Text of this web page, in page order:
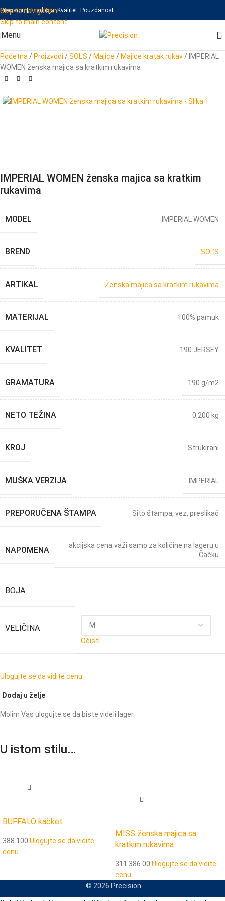
Skip to navigation
Skip to main content
Precision | Tradicija. Kvalitet. Pouzdanost.
Menu
Početna / Proizvodi /SOL'S / Majice / Majice kratak rukav / IMPERIAL
WOMEN ženska majica sa kratkim rukavima
IMPERIAL WOMEN ženska majica sa kratkim
rukavima
MODEL IMPERIAL WOMEN
BREND SOL’S
ARTIKAL Ženska majica sa kratkim rukavima
MATERIJAL 100% pamuk
KVALITET 190 JERSEY
GRAMATURA 190 g/m2
NETO TEŽINA 0,200 kg
KROJ Strukirani
MUŠKA VERZIJA IMPERIAL
PREPORUČENA ŠTAMPA Sito štampa, vez, preslikač
NAPOMENA
akcijska cena važi samo za količine na lageru u
Čačku
BOJA
VELIČINA
Očisti
Ulogujte se da vidite cenu
Dodaj u želje
Molim Vas ulogujte se da biste videli lager.
U istom stilu…
BUFFALO kačket
388.100 Ulogujte se da vidite
cenu
MISS ženska majica sa
kratkim rukavima
311.386.00 Ulogujte se da vidite
cenu
© 2026 Precision